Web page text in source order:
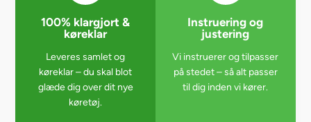
100% klargjort &
køreklar
Leveres samlet og
køreklar – du skal blot
glæde dig over dit nye
køretøj.
Instruering og
justering
Vi instruerer og tilpasser
på stedet – så alt passer
til dig inden vi kører.